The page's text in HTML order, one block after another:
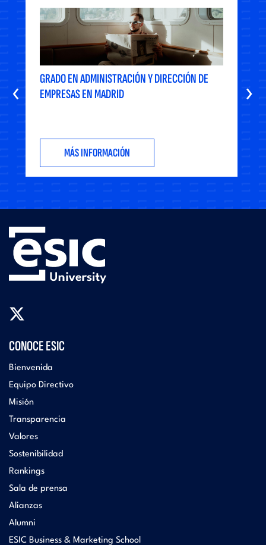
GRADO EN ADMINISTRACIÓN Y DIRECCIÓN DE
EMPRESAS EN MADRID
MÁS INFORMACIÓN
‹ ›
CONOCE ESIC
Bienvenida
Equipo Directivo
Misión
Transparencia
Valores
Sostenibilidad
Rankings
Sala de prensa
Alianzas
Alumni
ESIC Business & Marketing School